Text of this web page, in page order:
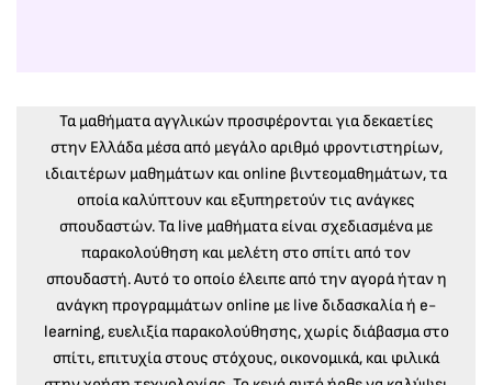
mlc key points | It's EXPRESS
It’s EXPRESS
◾ Παίρνεις το “χαρτί” για Αγγλικά express |
LOWER ή PROFICIENCY σε 1, 2, 3 ή 4 μήνες
◾ Εξετάσεις
κάθε μέρα (ONLINE), κάθε εβδομάδα ή κάθε μήνα◾
Ανακοίνωση αποτελεσμάτων σε 2-3 μέρες